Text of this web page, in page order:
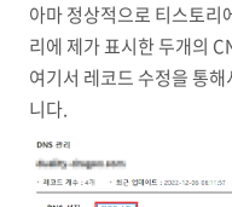
아마 정상적으로 티스토리
리에 제가 표시한 두개의
여기서 레코드 수정을 통
니다.